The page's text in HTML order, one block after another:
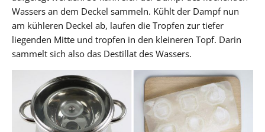
Wassers an dem Deckel sammeln. Kühlt der Dampf nun
am kühleren Deckel ab, laufen die Tropfen zur tiefer
liegenden Mitte und tropfen in den kleineren Topf. Darin
sammelt sich also das Destillat des Wassers.